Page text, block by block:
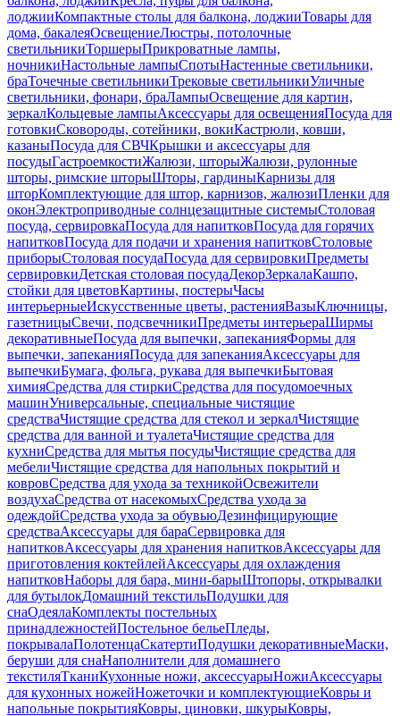
лоджииКомпактные столы для балкона, лоджииТовары для
дома, бакалеяОсвещениеЛюстры, потолочные
светильникиТоршерыПрикроватные лампы,
ночникиНастольные лампыСпотыНастенные светильники,
браТочечные светильникиТрековые светильникиУличные
светильники, фонари, браЛампыОсвещение для картин,
зеркалКольцевые лампыАксессуары для освещенияПосуда для
готовкиСковороды, сотейники, вокиКастрюли, ковши,
казаныПосуда для СВЧКрышки и аксессуары для
посудыГастроемкостиЖалюзи, шторыЖалюзи, рулонные
шторы, римские шторыШторы, гардиныКарнизы для
шторКомплектующие для штор, карнизов, жалюзиПленки для
оконЭлектроприводные солнцезащитные системыСтоловая
посуда, сервировкаПосуда для напитковПосуда для горячих
напитковПосуда для подачи и хранения напитковСтоловые
приборыСтоловая посудаПосуда для сервировкиПредметы
сервировкиДетская столовая посудаДекорЗеркалаКашпо,
стойки для цветовКартины, постерыЧасы
интерьерныеИскусственные цветы, растенияВазыКлючницы,
газетницыСвечи, подсвечникиПредметы интерьераШирмы
декоративныеПосуда для выпечки, запеканияФормы для
выпечки, запеканияПосуда для запеканияАксессуары для
выпечкиБумага, фольга, рукава для выпечкиБытовая
химияСредства для стиркиСредства для посудомоечных
машинУниверсальные, специальные чистящие
средстваЧистящие средства для стекол и зеркалЧистящие
средства для ванной и туалетаЧистящие средства для
кухниСредства для мытья посудыЧистящие средства для
мебелиЧистящие средства для напольных покрытий и
ковровСредства для ухода за техникойОсвежители
воздухаСредства от насекомыхСредства ухода за
одеждойСредства ухода за обувьюДезинфицирующие
средстваАксессуары для бараСервировка для
напитковАксессуары для хранения напитковАксессуары для
приготовления коктейлейАксессуары для охлаждения
напитковНаборы для бара, мини-барыШтопоры, открывалки
для бутылокДомашний текстильПодушки для
снаОдеялаКомплекты постельных
принадлежностейПостельное бельеПледы,
покрывалаПолотенцаСкатертиПодушки декоративныеМаски,
беруши для снаНаполнители для домашнего
текстиляТканиКухонные ножи, аксессуарыНожиАксессуары
для кухонных ножейНожеточки и комплектующиеКовры и
напольные покрытияКовры, циновки, шкурыКовры,